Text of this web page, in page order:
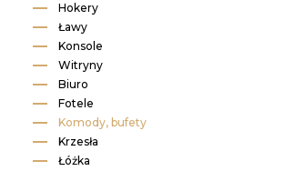
Hokery
Ławy
Konsole
Witryny
Biuro​
Fotele​
Komody, bufety​
Krzesła​
Łóżka​